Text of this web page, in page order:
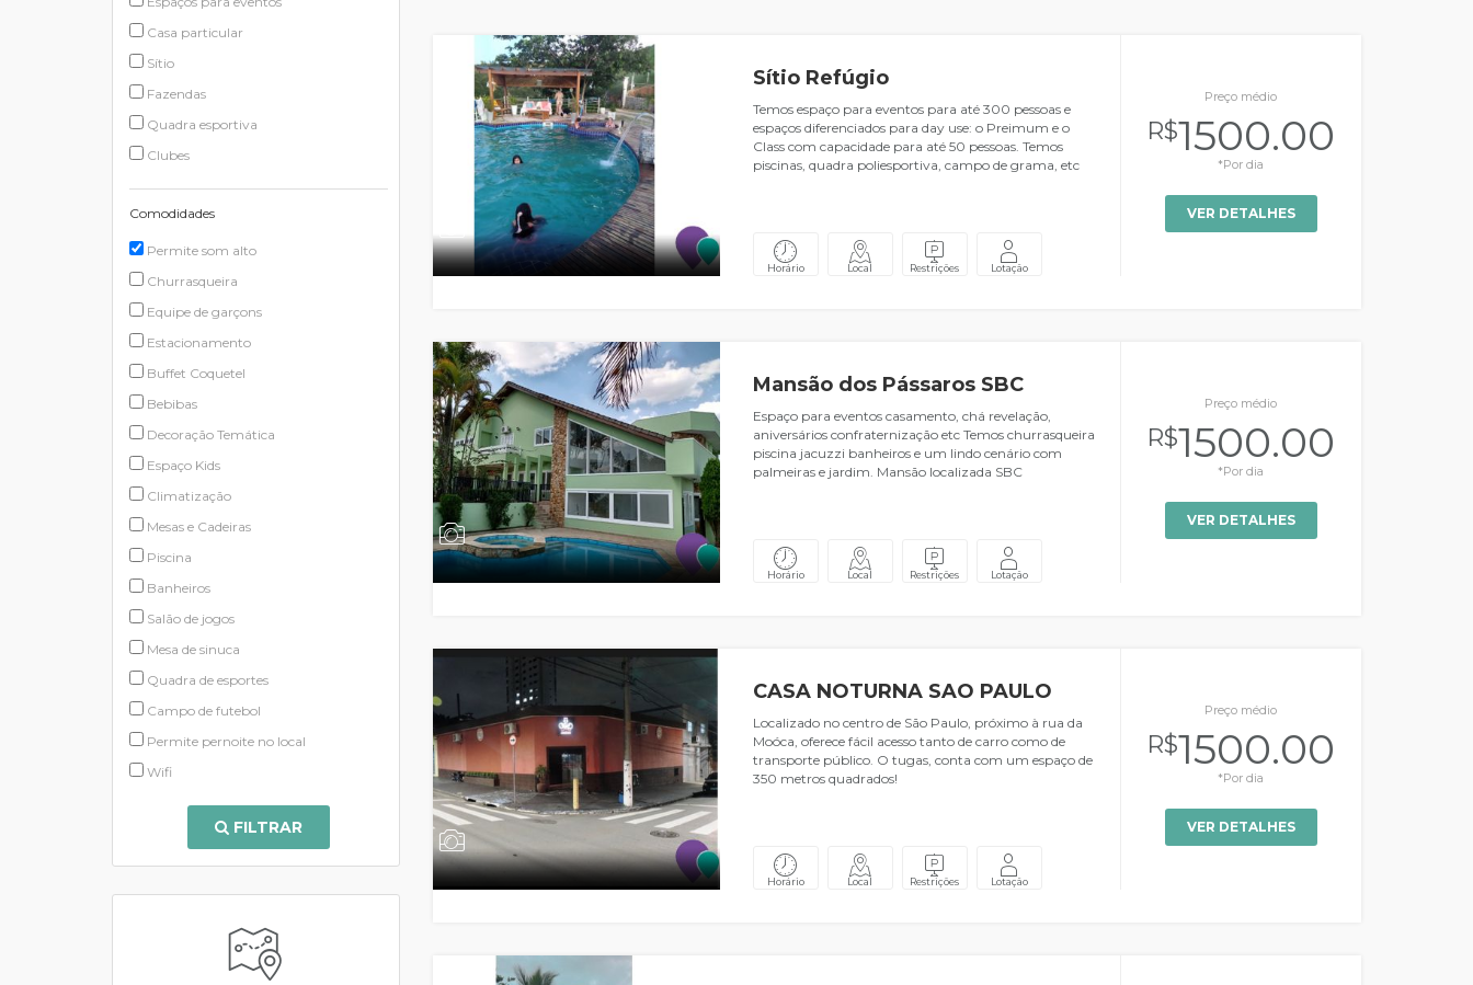
Casa particular
Sítio
Fazendas
Quadra esportiva
Clubes
Comodidades
Permite som alto
Churrasqueira
Equipe de garçons
Estacionamento
Buffet Coquetel
Bebibas
Decoração Temática
Espaço Kids
Climatização
Mesas e Cadeiras
Piscina
Banheiros
Salão de jogos
Mesa de sinuca
Quadra de esportes
Campo de futebol
Permite pernoite no local
Wifi
FILTRAR
Sítio Refúgio
Temos espaço para eventos para até 300 pessoas e
espaços diferenciados para day use: o Preimum e o
Class com capacidade para até 50 pessoas. Temos
piscinas, quadra poliesportiva, campo de grama, etc
Horário Local Restrições Lotação
Preço médio
R$1500.00
*Por dia
VER DETALHES
Mansão dos Pássaros SBC
Espaço para eventos casamento, chá revelação,
aniversários confraternização etc Temos churrasqueira
piscina jacuzzi banheiros e um lindo cenário com
palmeiras e jardim. Mansão localizada SBC
Horário Local Restrições Lotação
Preço médio
R$1500.00
*Por dia
VER DETALHES
CASA NOTURNA SAO PAULO
Localizado no centro de São Paulo, próximo à rua da
Moóca, oferece fácil acesso tanto de carro como de
transporte público. O tugas, conta com um espaço de
350 metros quadrados!
Horário Local Restrições Lotação
Preço médio
R$1500.00
*Por dia
VER DETALHES